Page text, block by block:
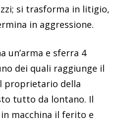
si trasforma in litigio,
in aggressione.
un’arma e sferra 4
dei quali raggiunge il
proprietario della
tutto da lontano. Il
macchina il ferito e